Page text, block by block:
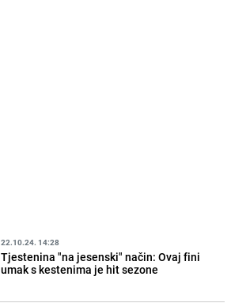
22.10.24. 14:28
Tjestenina "na jesenski" način: Ovaj fini
umak s kestenima je hit sezone